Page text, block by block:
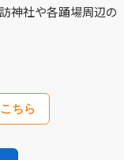
神社や各踊場周辺の
ちら